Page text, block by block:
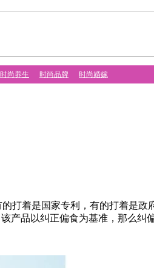
时尚养生 时尚品牌 时尚婚嫁
着是国家专利，有的打着是政
产品以纠正偏食为基准，那么纠